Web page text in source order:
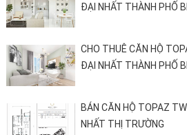
ĐẠI NHẤT THÀNH PHỐ
CHO THUÊ CĂN HỘ
ĐẠI NHẤT THÀNH PHỐ
BÁN CĂN HỘ TOPAZ
NHẤT THỊ TRƯỜNG